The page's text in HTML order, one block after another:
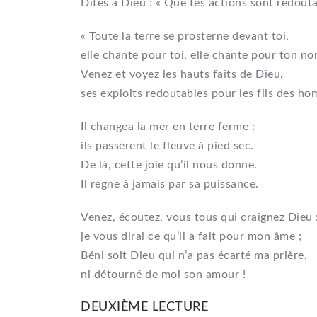
Dites à Dieu : « Que tes actions sont
« Toute la terre se prosterne devant toi,
elle chante pour toi, elle chante pour ton
Venez et voyez les hauts faits de Dieu,
ses exploits redoutables pour les fils des
Il changea la mer en terre ferme :
ils passèrent le fleuve à pied sec.
De là, cette joie qu’il nous donne.
Il règne à jamais par sa puissance.
Venez, écoutez, vous tous qui craignez Dieu :
je vous dirai ce qu’il a fait pour mon âme ;
Béni soit Dieu qui n’a pas écarté ma prière,
ni détourné de moi son amour !
DEUXIÈME LECTURE